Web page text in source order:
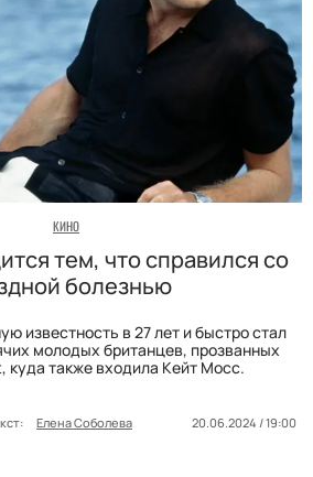
КИНО
тем, что справился со
болезнью
известность в 27 лет и быстро стал
молодых британцев, прозванных
куда также входила Кейт Мосс.
Елена Соболева 20.06.2024 / 19:00